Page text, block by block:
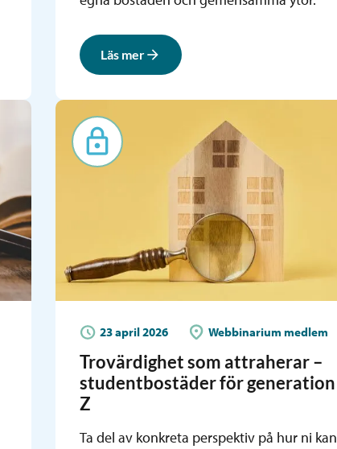
Läs mer
23 april 2026 Webbinarium medlem
Trovärdighet som attraherar –
studentbostäder för generation
Z
Ta del av konkreta perspektiv på hur ni kan